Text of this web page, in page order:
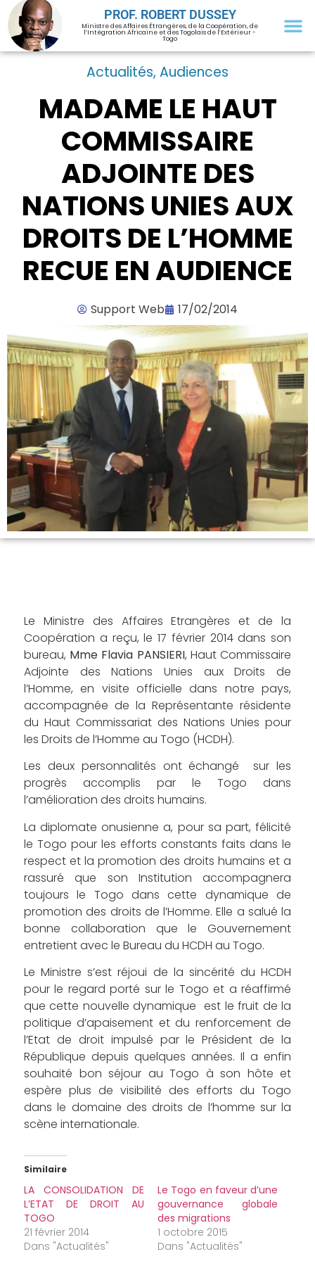
PROF. ROBERT DUSSEY
Ministre des Affaires Étrangères, de la Coopération, de
l’Intégration Africaine et des Togolais de l’Extérieur -
Togo
Actualités, Audiences
MADAME LE HAUT
COMMISSAIRE
ADJOINTE DES
NATIONS UNIES AUX
DROITS DE L’HOMME
RECUE EN AUDIENCE
Support Web 17/02/2014
Le Ministre des Affaires Etrangères et de la
Coopération a reçu, le 17 février 2014 dans son
bureau, Mme Flavia PANSIERI, Haut Commissaire
Adjointe des Nations Unies aux Droits de
l’Homme, en visite officielle dans notre pays,
accompagnée de la Représentante résidente
du Haut Commissariat des Nations Unies pour
les Droits de l’Homme au Togo (HCDH).
Les deux personnalités ont échangé sur les
progrès accomplis par le Togo dans
l’amélioration des droits humains.
La diplomate onusienne a, pour sa part, félicité
le Togo pour les efforts constants faits dans le
respect et la promotion des droits humains et a
rassuré que son Institution accompagnera
toujours le Togo dans cette dynamique de
promotion des droits de l’Homme. Elle a salué la
bonne collaboration que le Gouvernement
entretient avec le Bureau du HCDH au Togo.
Le Ministre s’est réjoui de la sincérité du HCDH
pour le regard porté sur le Togo et a réaffirmé
que cette nouvelle dynamique est le fruit de la
politique d’apaisement et du renforcement de
l’Etat de droit impulsé par le Président de la
République depuis quelques années. Il a enfin
souhaité bon séjour au Togo à son hôte et
espère plus de visibilité des efforts du Togo
dans le domaine des droits de l’homme sur la
scène internationale.
Similaire
LA CONSOLIDATION DE
L’ETAT DE DROIT AU
TOGO
21 février 2014
Dans "Actualités"
Le Togo en faveur d’une
gouvernance globale
des migrations
1 octobre 2015
Dans "Actualités"